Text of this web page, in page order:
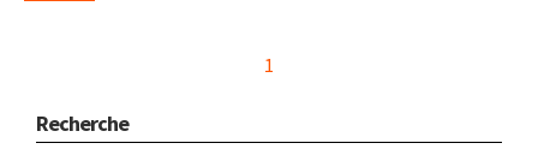
1
Recherche